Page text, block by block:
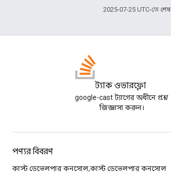
2025-07-25 UTC-তে
স্ট্যাক ওভারফ্লো
google-cast ট্যাগের অধীনে প্রশ্ন
জিজ্ঞাসা করুন।
পণ্যর বিবরণ
কাস্ট ডেভেলপার কনসোল,কাস্ট ডেভেলপার কনসোল